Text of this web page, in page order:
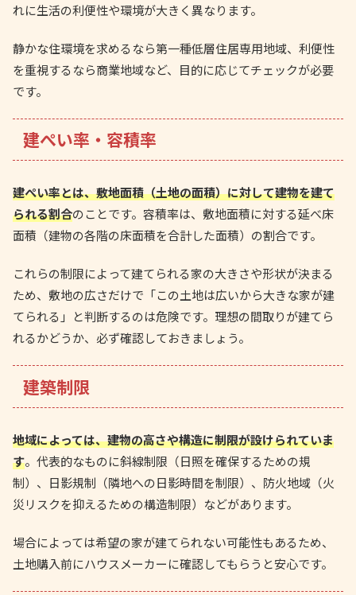
れに生活の利便性や環境が大きく異なります。
静かな住環境を求めるなら第一種低層住居専用地域、利便性
を重視するなら商業地域など、目的に応じてチェックが必要
です。
建ぺい率・容積率
建ぺい率とは、敷地面積（土地の面積）に対して建物を建て
られる割合のことです。容積率は、敷地面積に対する延べ床
面積（建物の各階の床面積を合計した面積）の割合です。
これらの制限によって建てられる家の大きさや形状が決まる
ため、敷地の広さだけで「この土地は広いから大きな家が建
てられる」と判断するのは危険です。理想の間取りが建てら
れるかどうか、必ず確認しておきましょう。
建築制限
地域によっては、建物の高さや構造に制限が設けられていま
す。代表的なものに斜線制限（日照を確保するための規
制）、日影規制（隣地への日影時間を制限）、防火地域（火
災リスクを抑えるための構造制限）などがあります。
場合によっては希望の家が建てられない可能性もあるため、
土地購入前にハウスメーカーに確認してもらうと安心です。